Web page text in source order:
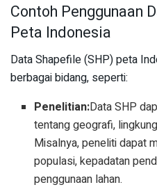
Contoh Penggunaan
Peta Indonesia
Data Shapefile (SHP) peta
berbagai bidang, seperti:
Penelitian:Data SHP
tentang geografi,
Misalnya, peneliti dapat
populasi, kepadatan
penggunaan lahan.